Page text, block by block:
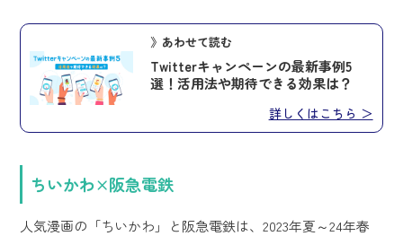
》あわせて読む
Twitterキャンペーンの最新事例5
選！活用法や期待できる効果は？
詳しくはこちら ＞
ちいかわ×阪急電鉄
人気漫画の「ちいかわ」と阪急電鉄は、2023年夏～24年春